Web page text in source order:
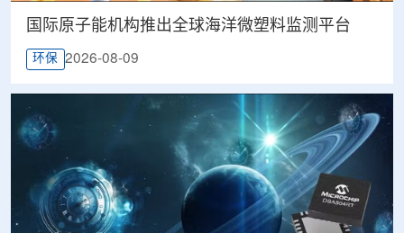
国际原子能机构推出全球海洋微塑料监测平台
环保 2026-08-09